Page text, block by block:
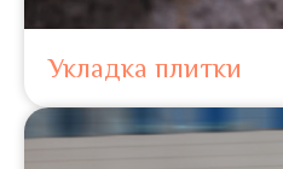
Укладка плитки